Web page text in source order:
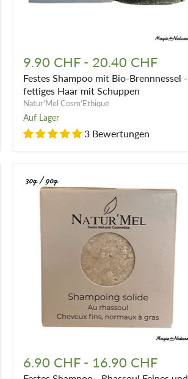
Shampoo
mit
Bio-
Brennnessel
-
fettiges
Haar
mit
9.90 CHF- 20.40 CHF
Festes Shampoo mit Bio-Brennnessel -
fettiges Haar mit Schuppen
Natur'Mel Cosm'Ethique
Auf Lager
3 Bewertungen
Shampoo
-6.90 CHF- 16.90 CHF